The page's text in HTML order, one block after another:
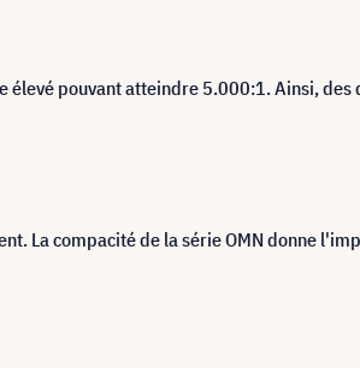
pouvant atteindre 5.000:1. Ainsi, des
La compacité de la série OMN donne